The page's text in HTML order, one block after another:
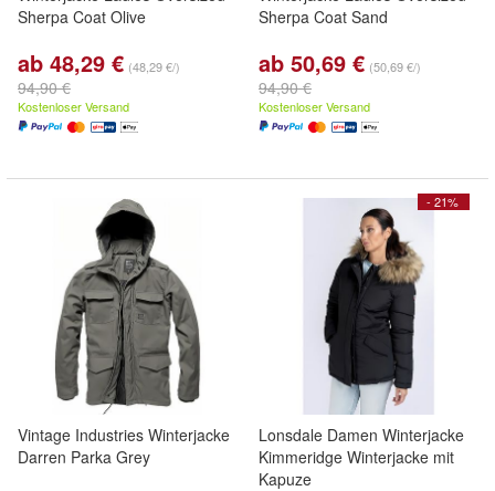
Sherpa Coat Olive
ab 48,29 € (48,29 €/)
94,90 €
Kostenloser Versand
Sherpa Coat Sand
ab 50,69 € (50,69 €/)
94,90 €
Kostenloser Versand
Vintage Industries Winterjacke
Darren Parka Grey
- 21%
Lonsdale Damen Winterjacke
Kimmeridge Winterjacke mit
Kapuze